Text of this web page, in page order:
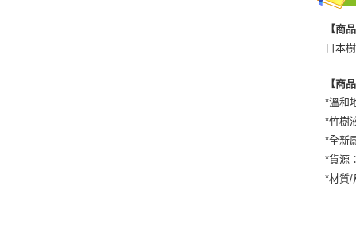
【商
日本
【商
*溫和
*竹樹
*全新
*貨源
*材質/